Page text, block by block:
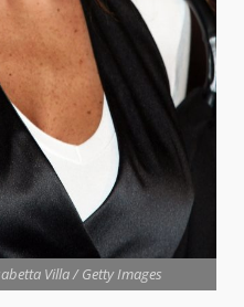
Villa / Getty Images